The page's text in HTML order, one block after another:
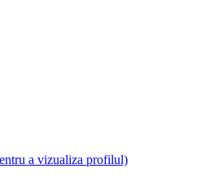
a vizualiza profilul)